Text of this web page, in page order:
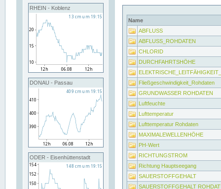
RHEIN - Koblenz
DONAU - Passau
ODER - Eisenhüttenstadt
Name
ABFLUSS
ABFLUSS_ROHDATEN
CHLORID
DURCHFAHRTSHÖHE
Fließgeschwindigkeit_Rohdaten
GRUNDWASSER ROHDATEN
Luftfeuchte
Lufttemperatur
Lufttemperatur Rohdaten
MAXIMALEWELLENHÖHE
PH-Wert
RICHTUNGSTROM
Richtung Hauptseegang
SAUERSTOFFGEHALT
SAUERSTOFFGEHALT